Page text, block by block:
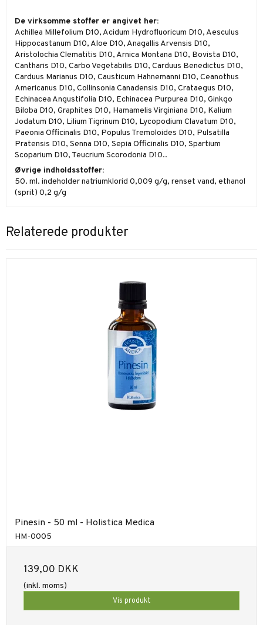
De virksomme stoffer er angivet her:
Achillea Millefolium D10, Acidum Hydrofluoricum D10, Aesculus
Hippocastanum D10, Aloe D10, Anagallis Arvensis D10,
Aristolochia Clematitis D10, Arnica Montana D10, Bovista D10,
Cantharis D10, Carbo Vegetabilis D10, Carduus Benedictus D10,
Carduus Marianus D10, Causticum Hahnemanni D10, Ceanothus
Americanus D10, Collinsonia Canadensis D10, Crataegus D10,
Echinacea Angustifolia D10, Echinacea Purpurea D10, Ginkgo
Biloba D10, Graphites D10, Hamamelis Virginiana D10, Kalium
Jodatum D10, Lilium Tigrinum D10, Lycopodium Clavatum D10,
Paeonia Officinalis D10, Populus Tremoloides D10, Pulsatilla
Pratensis D10, Senna D10, Sepia Officinalis D10, Spartium
Scoparium D10, Teucrium Scorodonia D10..
Øvrige indholdsstoffer:
50. ml. indeholder natriumklorid 0,009 g/g, renset vand, ethanol
(sprit) 0,2 g/g
Relaterede produkter
Pinesin - 50 ml - Holistica Medica
HM-0005
139,00 DKK
(inkl. moms)
Vis produkt